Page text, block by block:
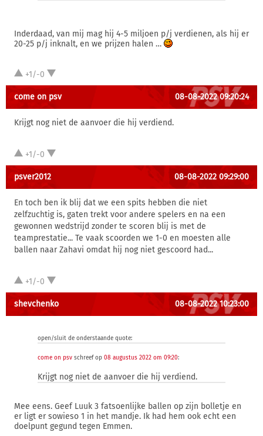
Inderdaad, van mij mag hij 4-5 miljoen p/j verdienen, als hij er
20-25 p/j inknalt, en we prijzen halen …
+1/-0
come on psv 08-08-2022 09:20:24
Krijgt nog niet de aanvoer die hij verdiend.
+1/-0
psver2012 08-08-2022 09:29:00
En toch ben ik blij dat we een spits hebben die niet
zelfzuchtig is, gaten trekt voor andere spelers en na een
gewonnen wedstrijd zonder te scoren blij is met de
teamprestatie... Te vaak scoorden we 1-0 en moesten alle
ballen naar Zahavi omdat hij nog niet gescoord had...
+1/-0
shevchenko 08-08-2022 10:23:00
open/sluit de onderstaande quote:
come on psv schreef op 08 augustus 2022 om 09:20:
Krijgt nog niet de aanvoer die hij verdiend.
Mee eens. Geef Luuk 3 fatsoenlijke ballen op zijn bolletje en
er ligt er sowieso 1 in het mandje. Ik had hem ook echt een
doelpunt gegund tegen Emmen.